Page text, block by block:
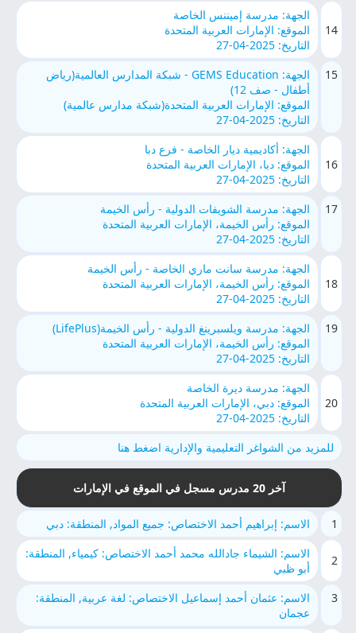
14
الجهة: مدرسة إميننس الخاصة
الموقع: الإمارات العربية المتحدة
التاريخ: 2025-04-27
15
الجهة: GEMS Education - شبكة المدارس العالمية(رياض
أطفال - صف 12)
الموقع: الإمارات العربية المتحدة(شبكة مدارس عالمية)
التاريخ: 2025-04-27
16
الجهة: أكاديمية ديار الخاصة - فرع دبا
الموقع: دبا، الإمارات العربية المتحدة
التاريخ: 2025-04-27
17
الجهة: مدرسة الشويفات الدولية - رأس الخيمة
الموقع: رأس الخيمة، الإمارات العربية المتحدة
التاريخ: 2025-04-27
18
الجهة: مدرسة سانت ماري الخاصة - رأس الخيمة
الموقع: رأس الخيمة، الإمارات العربية المتحدة
التاريخ: 2025-04-27
19
الجهة: مدرسة ويلسبرينغ الدولية - رأس الخيمة(LifePlus)
الموقع: رأس الخيمة، الإمارات العربية المتحدة
التاريخ: 2025-04-27
20
الجهة: مدرسة ديرة الخاصة
الموقع: دبي، الإمارات العربية المتحدة
التاريخ: 2025-04-27
للمزيد من الشواغر التعليمية والإدارية اضغط هنا
آخر 20 مدرس مسجل في الموقع في الإمارات
1 الاسم: إبراهيم أحمد الاختصاص: جميع المواد, المنطقة: دبي
2
الاسم: الشيماء جادالله محمد أحمد الاختصاص: كيمياء, المنطقة:
أبو ظبي
3
الاسم: عثمان أحمد إسماعيل الاختصاص: لغة عربية, المنطقة:
عجمان